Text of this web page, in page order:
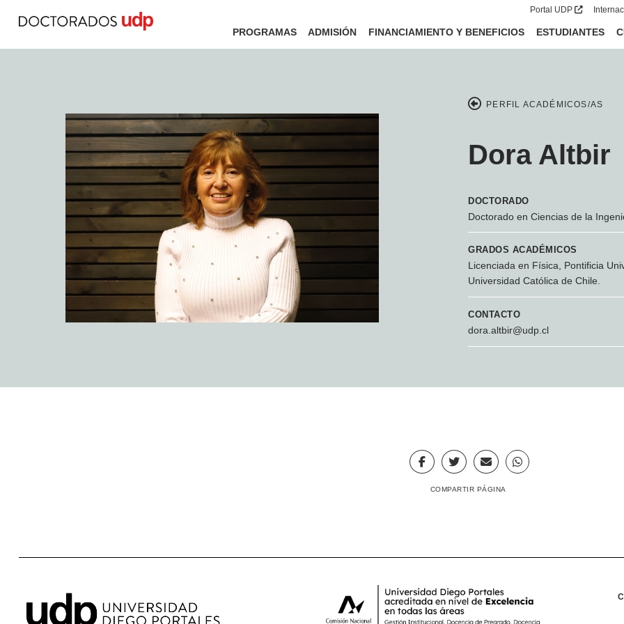
Portal UDP
PROGRAMAS ADMISIÓN FINANCIAMIENTO Y BENEFICIOS ESTUDIANTES
PERFIL ACADÉMICOS/AS
Dora Altbir
DOCTORADO
Doctorado en Ciencias de la
GRADOS ACADÉMICOS
Licenciada en Física, Pontificia
Universidad Católica de Chile.
CONTACTO
dora.altbir@udp.cl
COMPARTIR PÁGINA